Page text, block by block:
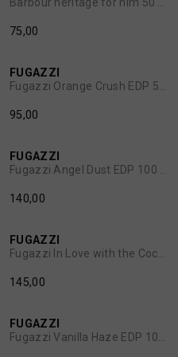
75,00
1/2
FUGAZZI
95,00
1/2
FUGAZZI
140,00
1/2
FUGAZZI
145,00
1/2
FUGAZZI